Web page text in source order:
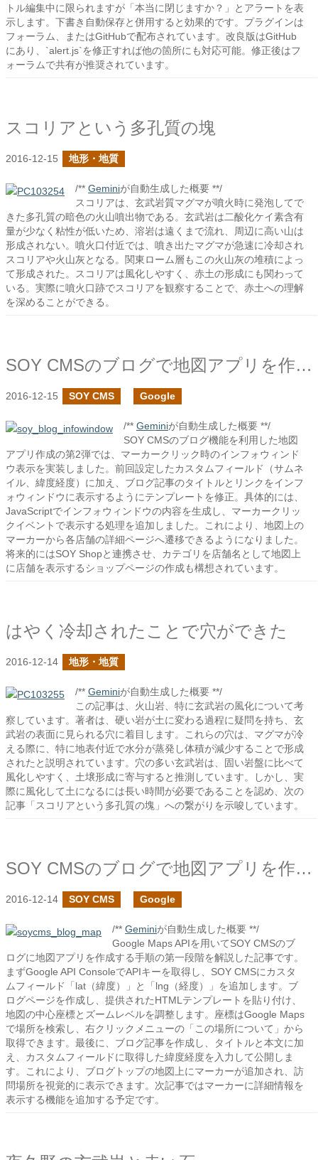
トル編集中に限られますが「本当に閉じますか？」とアラートを表
示します。下書き自動保存と併用すると効果的です。プラグインは
フォーラム、またはGitHubで配布されています。改良版はGitHub
にあり、`alert.js`を修正すれば他の箇所にも対応可能。修正後はフ
ォーラムで共有が推奨されています。
スコリアという多孔質の塊
2016-12-15 地形・地質
/** Geminiが自動生成した概要 **/
スコリアは、玄武岩質マグマが噴火時に発泡してで
きた多孔質の暗色の火山噴出物である。玄武岩は二酸化ケイ素含有
量が少なく粘性が低いため、溶岩は遠くまで流れ、周辺に高い山は
形成されない。噴火口付近では、噴き出たマグマが急速に冷却され
スコリアや火山灰となる。関東ローム層もこの火山灰の堆積によっ
て形成された。スコリアは風化しやすく、赤土の形成にも関わって
いる。実際に噴火口跡でスコリアを観察することで、赤土への理解
を深めることができる。
SOY CMSのブログで地図アプリを作ろう2
2016-12-15 SOY CMS Google
/** Geminiが自動生成した概要 **/
SOY CMSのブログ機能を利用した地図
アプリ作成の第2弾では、マーカークリック時のインフォウィンド
ウ表示を実装しました。前回設定したカスタムフィールド（サムネ
イル、緯度経度）に加え、ブログ記事のタイトルとリンクをインフ
ォウィンドウに表示するようにテンプレートを修正。具体的には、
JavaScriptでインフォウィンドウの内容を生成し、マーカークリッ
クイベントで表示する処理を追加しました。これにより、地図上の
マーカーから各店舗の詳細ページへ遷移できるようになりました。
将来的にはSOY Shopと連携させ、カテゴリを店舗名として地図上
に店舗を表示するショップページの作成も構想されています。
はやく冷却されたことで穴ができた
2016-12-14 地形・地質
/** Geminiが自動生成した概要 **/
この記事は、火山岩、特に玄武岩の風化について考
察しています。著者は、硬い岩が土に変わる過程に疑問を持ち、玄
武岩の表面に見られる穴に着目します。これらの穴は、マグマが冷
える際に、特に地表付近で水分が蒸発し体積が減少することで形成
されたと説明されています。穴の多い玄武岩は、固い岩盤に比べて
風化しやすく、土壌形成に寄与すると推測しています。しかし、実
際に風化して土になるには長い時間が必要であることを認め、次の
記事「スコリアという多孔質の塊」への繋がりを示唆しています。
SOY CMSのブログで地図アプリを作ろう１
2016-12-14 SOY CMS Google
/** Geminiが自動生成した概要 **/
Google Maps APIを用いてSOY CMSのブ
ログに地図アプリを作成する手順の第一段階を解説した記事です。
まずGoogle API ConsoleでAPIキーを取得し、SOY CMSにカスタ
ムフィールド「lat（緯度）」と「lng（経度）」を追加します。ブ
ログページを作成し、提供されたHTMLテンプレートを貼り付け、
地図の中心座標とズームレベルを調整します。座標はGoogle Maps
で場所を検索し、右クリックメニューの「この場所について」から
取得できます。最後に、ブログ記事を作成し、タイトルと本文に加
え、カスタムフィールドに取得した緯度経度を入力して公開しま
す。これにより、ブログトップの地図上にマーカーが追加され、訪
問場所を視覚的に表示できます。次記事ではマーカーに詳細情報を
表示する機能を追加する予定です。